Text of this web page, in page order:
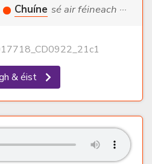
Chuíne sé air féineach ···
& éist